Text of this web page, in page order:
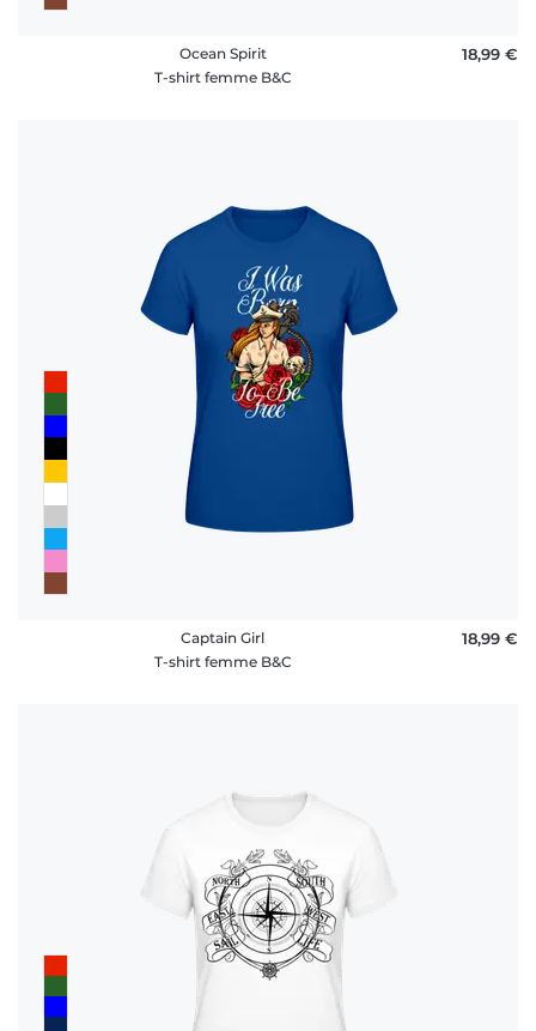
Ocean Spirit
T-shirt femme B&C
18,99 €
Captain Girl
T-shirt femme B&C
18,99 €